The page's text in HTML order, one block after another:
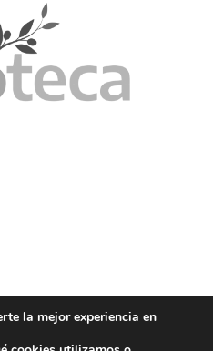
la mejor experiencia en